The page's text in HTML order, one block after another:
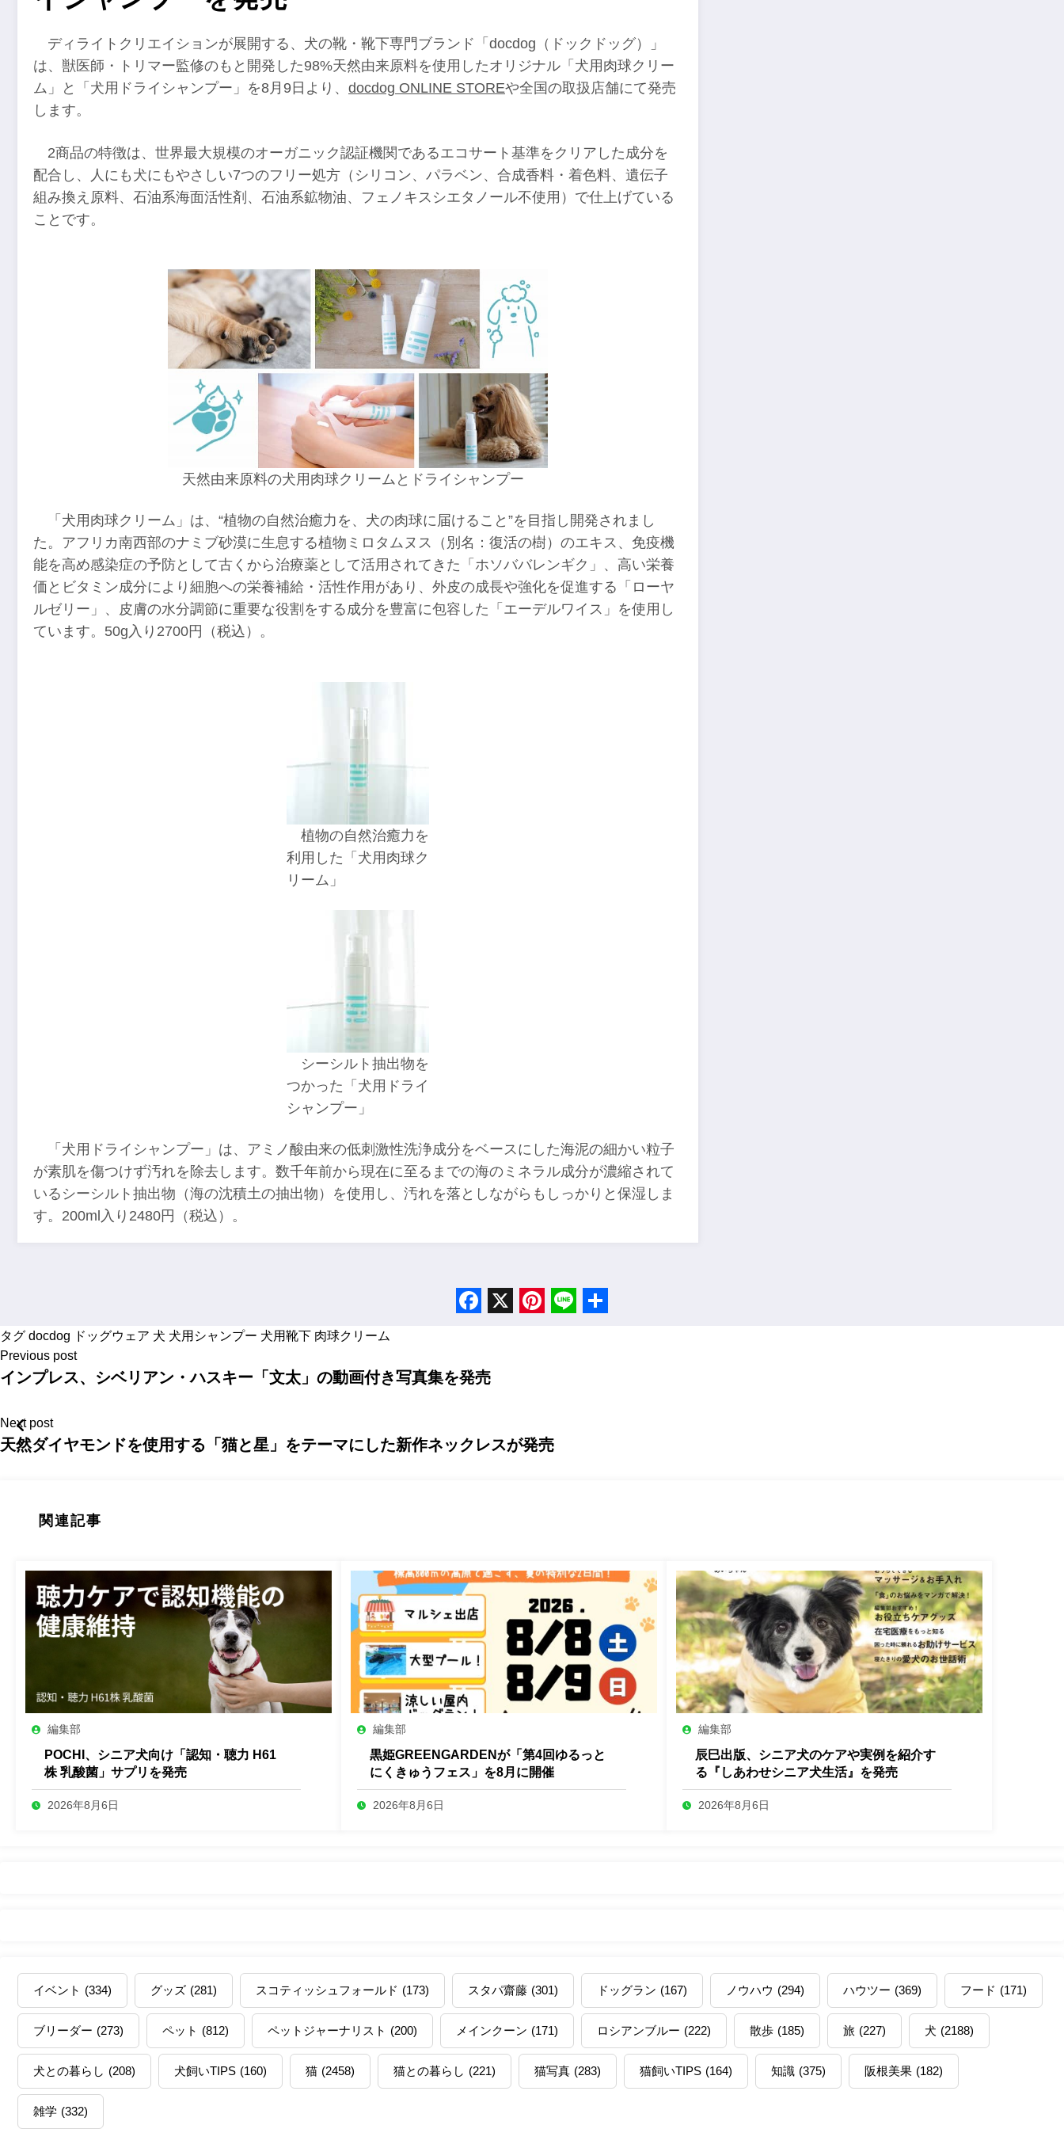
ディライトクリエイションが展開する、犬の靴・靴下専門ブランド「docdog（ドックドッグ）」
は、獣医師・トリマー監修のもと開発した98%天然由来原料を使用したオリジナル「犬用肉球クリー
ム」と「犬用ドライシャンプー」を8月9日より、 docdog ONLINE STOREや全国の取扱店舗にて発売
します。
2商品の特徴は、世界最大規模のオーガニック認証機関であるエコサート基準をクリアした成分を
配合し、人にも犬にもやさしい7つのフリー処方（シリコン、パラベン、合成香料・着色料、遺伝子
組み換え原料、石油系海面活性剤、石油系鉱物油、フェノキスシエタノール不使用）で仕上げている
ことです。
天然由来原料の犬用肉球クリームとドライシャンプー
「犬用肉球クリーム」は、“植物の自然治癒力を、犬の肉球に届けること”を目指し開発されまし
た。アフリカ南西部のナミブ砂漠に生息する植物ミロタムヌス（別名：復活の樹）のエキス、免疫機
能を高め感染症の予防として古くから治療薬として活用されてきた「ホソババレンギク」、高い栄養
価とビタミン成分により細胞への栄養補給・活性作用があり、外皮の成長や強化を促進する「ローヤ
ルゼリー」、皮膚の水分調節に重要な役割をする成分を豊富に包容した「エーデルワイス」を使用し
ています。50g入り2700円（税込）。
植物の自然治癒力を
利用した「犬用肉球ク
リーム」
シーシルト抽出物を
つかった「犬用ドライ
シャンプー」
「犬用ドライシャンプー」は、アミノ酸由来の低刺激性洗浄成分をベースにした海泥の細かい粒子
が素肌を傷つけず汚れを除去します。数千年前から現在に至るまでの海のミネラル成分が濃縮されて
いるシーシルト抽出物（海の沈積土の抽出物）を使用し、汚れを落としながらもしっかりと保湿しま
す。200ml入り2480円（税込）。
タグ docdog ドッグウェア 犬 犬用シャンプー 犬用靴下 肉球クリーム
Previous post
インプレス、シベリアン・ハスキー「文太」の動画付き写真集を発売
Next post
天然ダイヤモンドを使用する「猫と星」をテーマにした新作ネックレスが発売
関連記事
編集部
POCHI、シニア犬向け「認知・聴力 H61
株 乳酸菌」サプリを発売
2026年8月6日
編集部
黒姫GREENGARDENが「第4回ゆるっと
にくきゅうフェス」を8月に開催
2026年8月6日
編集部
辰巳出版、シニア犬のケアや実例を紹介す
る『しあわせシニア犬生活』を発売
2026年8月6日
イベント (334) グッズ (281) スコティッシュフォールド (173) スタパ齋藤 (301) ドッグラン (167) ノウハウ (294) ハウツー (369) フード (171)
ブリーダー (273) ペット (812) ペットジャーナリスト (200) メインクーン (171) ロシアンブルー (222) 散歩 (185) 旅 (227) 犬 (2188)
犬との暮らし (208) 犬飼いTIPS (160) 猫 (2458) 猫との暮らし (221) 猫写真 (283) 猫飼いTIPS (164) 知識 (375) 阪根美果 (182)
雑学 (332)